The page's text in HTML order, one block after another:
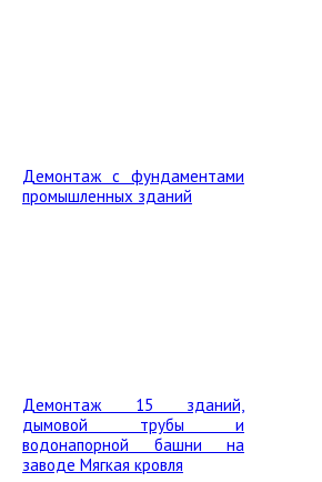
Демонтаж с фундаментами
промышленных зданий
Демонтаж 15 зданий,
дымовой трубы и
водонапорной башни на
заводе Мягкая кровля